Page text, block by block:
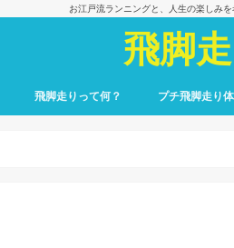
お江戸流ランニングと、人生の楽しみ
飛脚
飛脚走りって何？ プチ飛脚走り